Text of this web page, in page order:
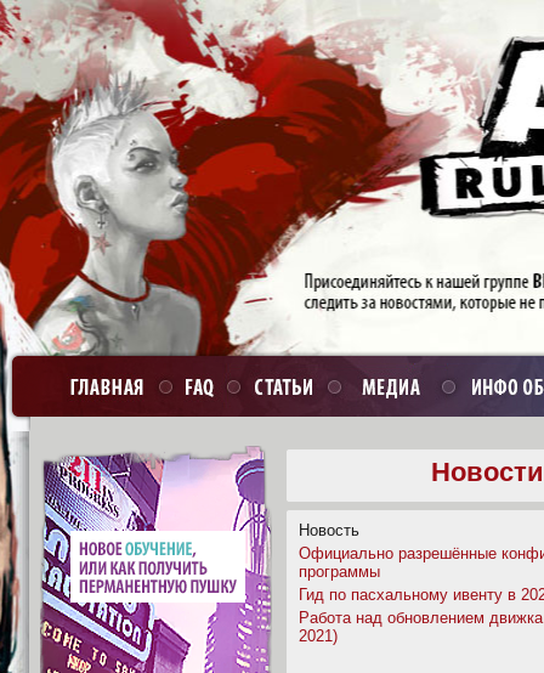
Новость
Официально разрешённые
программы
Гид по пасхальному ивенту в
Работа над обновлением
2021)